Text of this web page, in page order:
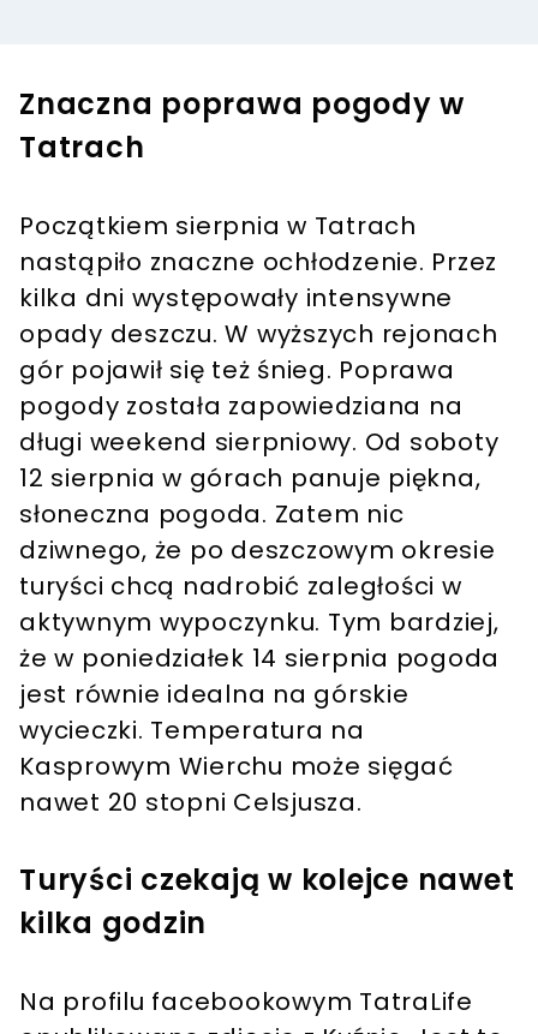
Znaczna poprawa pogody w
Tatrach
Początkiem sierpnia w Tatrach
nastąpiło znaczne ochłodzenie. Przez
kilka dni występowały intensywne
opady deszczu. W wyższych rejonach
gór pojawił się też śnieg. Poprawa
pogody została zapowiedziana na
długi weekend sierpniowy. Od soboty
12 sierpnia w górach panuje piękna,
słoneczna pogoda. Zatem nic
dziwnego, że po deszczowym okresie
turyści chcą nadrobić zaległości w
aktywnym wypoczynku. Tym bardziej,
że w poniedziałek 14 sierpnia pogoda
jest równie idealna na górskie
wycieczki. Temperatura na
Kasprowym Wierchu może sięgać
nawet 20 stopni Celsjusza.
Turyści czekają w kolejce nawet
kilka godzin
Na profilu facebookowym TatraLife